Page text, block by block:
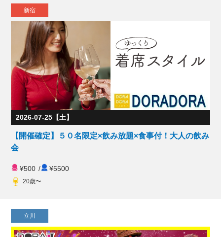
新宿
2026-07-25【土】
【開催確定】５０名限定×飲み放題×食事付！大人の飲み
会
¥500 / ¥5500
20歳〜
立川